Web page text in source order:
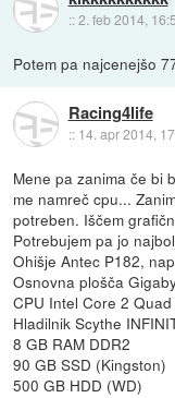
::2. feb 2014,
Potem pa najcenejšo
Racing4life
:: 14. apr 2014,
Mene pa zanima če bi
me namreč cpu...
potreben. Iščem
Potrebujem pa jo
Ohišje Antec P182,
Osnovna plošča
CPU Intel Core 2
Hladilnik Scythe
8 GB RAM DDR2
90 GB SSD (Kingston)
500 GB HDD (WD)